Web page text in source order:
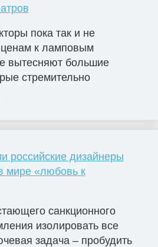
пока так и не
ценам к ламповым
вытесняют большие
стремительно
российские дизайнеры
мире «любовь к
санкционного
изолировать все
задача – пробудить